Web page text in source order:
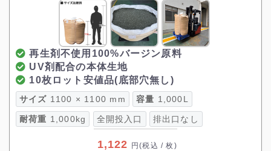
再生剤不使用100%バージン原料
UV剤配合の本体生地
10枚ロット安値品(底部穴無し)
サイズ 1100 × 1100 mm 容量 1,000L
耐荷重 1,000kg 全開投入口 排出口なし
1,122 円(税込 / 枚)